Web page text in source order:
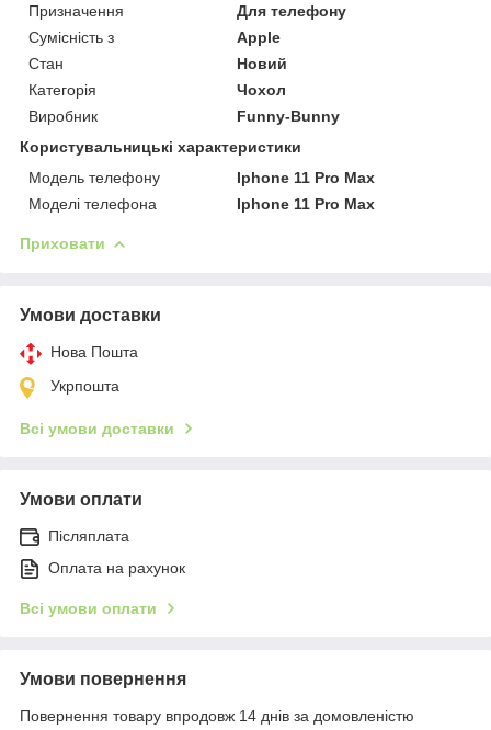
Призначення
Для телефону
Сумісність з
Apple
Стан
Новий
Категорія
Чохол
Виробник
Funny-Bunny
Користувальницькі характеристики
Модель телефону
Iphone 11 Pro Max
Моделі телефона
Iphone 11 Pro Max
Приховати
Умови доставки
Нова Пошта
Укрпошта
Всі умови доставки
Умови оплати
Післяплата
Оплата на рахунок
Всі умови оплати
Умови повернення
Повернення товару впродовж 14 днів за домовленістю